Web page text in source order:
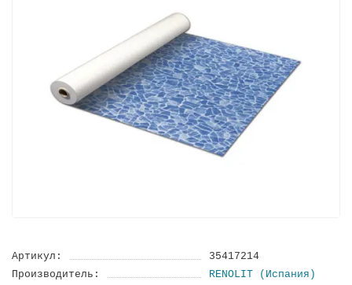
Артикул:
35417214
Производитель:
RENOLIT (Испания)